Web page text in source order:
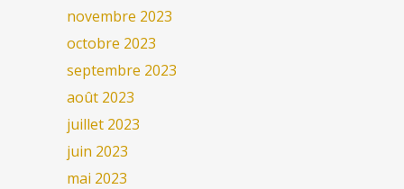
novembre 2023
octobre 2023
septembre 2023
août 2023
juillet 2023
juin 2023
mai 2023